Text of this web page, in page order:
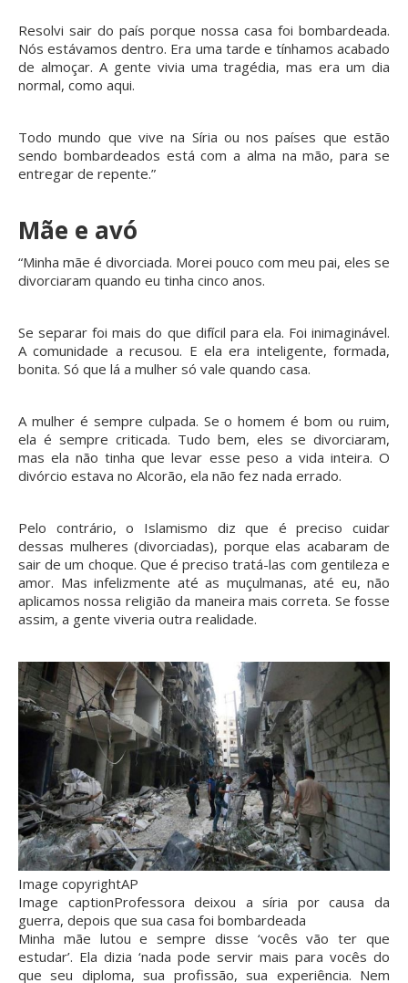
Resolvi sair do país porque nossa casa foi bombardeada.
Nós estávamos dentro. Era uma tarde e tínhamos acabado
de almoçar. A gente vivia uma tragédia, mas era um dia
normal, como aqui.
Todo mundo que vive na Síria ou nos países que estão
sendo bombardeados está com a alma na mão, para se
entregar de repente.”
Mãe e avó
“Minha mãe é divorciada. Morei pouco com meu pai, eles se
divorciaram quando eu tinha cinco anos.
Se separar foi mais do que difícil para ela. Foi inimaginável.
A comunidade a recusou. E ela era inteligente, formada,
bonita. Só que lá a mulher só vale quando casa.
A mulher é sempre culpada. Se o homem é bom ou ruim,
ela é sempre criticada. Tudo bem, eles se divorciaram,
mas ela não tinha que levar esse peso a vida inteira. O
divórcio estava no Alcorão, ela não fez nada errado.
Pelo contrário, o Islamismo diz que é preciso cuidar
dessas mulheres (divorciadas), porque elas acabaram de
sair de um choque. Que é preciso tratá-las com gentileza e
amor. Mas infelizmente até as muçulmanas, até eu, não
aplicamos nossa religião da maneira mais correta. Se fosse
assim, a gente viveria outra realidade.
Image copyrightAP
Image captionProfessora deixou a síria por causa da
guerra, depois que sua casa foi bombardeada
Minha mãe lutou e sempre disse ‘vocês vão ter que
estudar’. Ela dizia ‘nada pode servir mais para vocês do
que seu diploma, sua profissão, sua experiência. Nem